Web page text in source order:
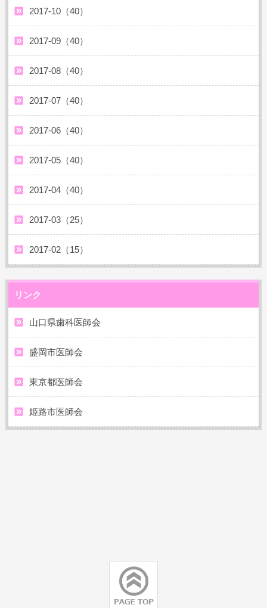
2017-10（40）
2017-09（40）
2017-08（40）
2017-07（40）
2017-06（40）
2017-05（40）
2017-04（40）
2017-03（25）
2017-02（15）
リンク
山口県歯科医師会
盛岡市医師会
東京都医師会
姫路市医師会